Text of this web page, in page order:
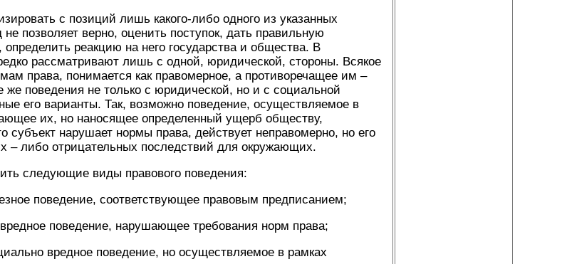
с позиций лишь какого-либо одного из указанных
позволяет верно, оценить поступок, дать правильную
реакцию на него государства и общества. В
рассматривают лишь с одной, юридической, стороны. Всякое
права, понимается как правомерное, а противоречащее им –
же поведения не только с юридической, но и с социальной
его варианты. Так, возможно поведение, осуществляемое в
их, но наносящее определенный ущерб обществу,
субъект нарушает нормы права, действует неправомерно, но его
– либо отрицательных последствий для окружающих.
следующие виды правового поведения:
поведение, соответствующее правовым предписанием;
поведение, нарушающее требования норм права;
вредное поведение, но осуществляемое в рамках